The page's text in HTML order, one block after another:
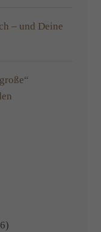
– und Deine